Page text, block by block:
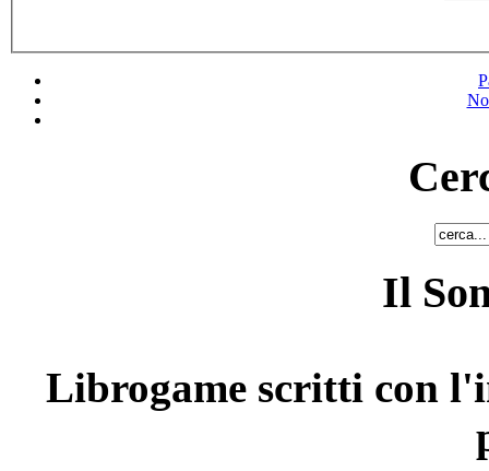
Il
Librogame scritti con